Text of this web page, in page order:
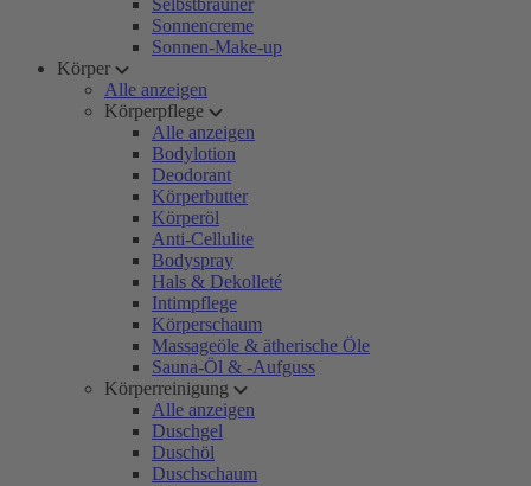
Selbstbräuner
Sonnencreme
Sonnen-Make-up
Körper
Alle anzeigen
Körperpflege
Alle anzeigen
Bodylotion
Deodorant
Körperbutter
Körperöl
Anti-Cellulite
Bodyspray
Hals & Dekolleté
Intimpflege
Körperschaum
Massageöle & ätherische Öle
Sauna-Öl & -Aufguss
Körperreinigung
Alle anzeigen
Duschgel
Duschöl
Duschschaum